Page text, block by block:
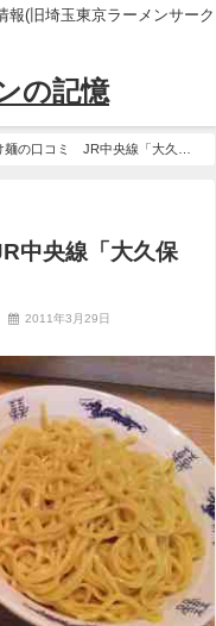
報(旧埼玉東京ラーメンサーク
の記憶
麺の口コミ JR中央線「大久保
中央線「大久保
2011年3月29日